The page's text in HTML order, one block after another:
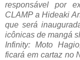
responsável por
CLAMP a Hideaki
que será
icônicas de mangá
Infinity: Moto
ficará em cartaz no